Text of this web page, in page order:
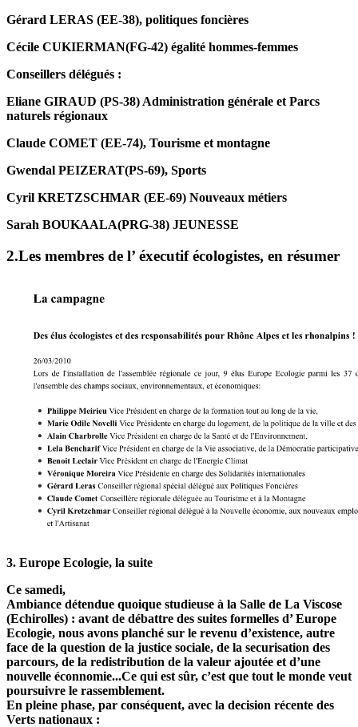
Gérard LERAS (EE-38), politiques foncières
Cécile CUKIERMAN(FG-42) égalité hommes-femmes
Conseillers délégués :
Eliane GIRAUD (PS-38) Administration générale et Parcs
naturels régionaux
Claude COMET (EE-74), Tourisme et montagne
Gwendal PEIZERAT(PS-69), Sports
Cyril KRETZSCHMAR (EE-69) Nouveaux métiers
Sarah BOUKAALA(PRG-38) JEUNESSE
2.Les membres de l’ éxecutif écologistes, en résumer
3. Europe Ecologie, la suite
Ce samedi,
Ambiance détendue quoique studieuse à la Salle de La Viscose
(Echirolles) : avant de débattre des suites formelles d’ Europe
Ecologie, nous avons planché sur le revenu d’existence, autre
face de la question de la justice sociale, de la securisation des
parcours, de la redistribution de la valeur ajoutée et d’une
nouvelle éconnomie...Ce qui est sûr, c’est que tout le monde veut
poursuivre le rassemblement.
En pleine phase, par conséquent, avec la decision récente des
Verts nationaux :